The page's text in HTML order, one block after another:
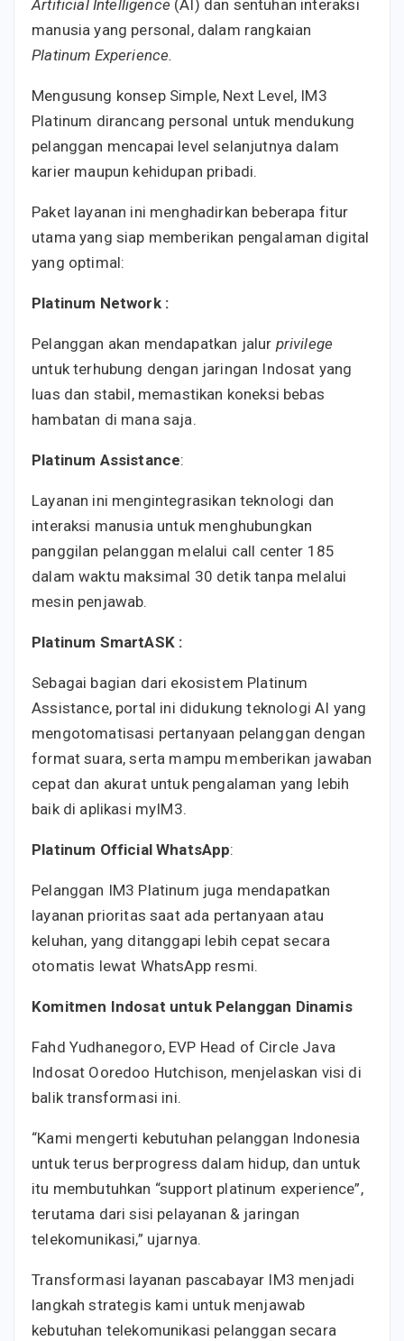
Artificial Intelligence (AI) dan sentuhan interaksi
manusia yang personal, dalam rangkaian
Platinum Experience.
Mengusung konsep Simple, Next Level, IM3
Platinum dirancang personal untuk mendukung
pelanggan mencapai level selanjutnya dalam
karier maupun kehidupan pribadi.
Paket layanan ini menghadirkan beberapa fitur
utama yang siap memberikan pengalaman digital
yang optimal:
Platinum Network :
Pelanggan akan mendapatkan jalur privilege
untuk terhubung dengan jaringan Indosat yang
luas dan stabil, memastikan koneksi bebas
hambatan di mana saja.
Platinum Assistance:
Layanan ini mengintegrasikan teknologi dan
interaksi manusia untuk menghubungkan
panggilan pelanggan melalui call center 185
dalam waktu maksimal 30 detik tanpa melalui
mesin penjawab.
Platinum SmartASK :
Sebagai bagian dari ekosistem Platinum
Assistance, portal ini didukung teknologi AI yang
mengotomatisasi pertanyaan pelanggan dengan
format suara, serta mampu memberikan jawaban
cepat dan akurat untuk pengalaman yang lebih
baik di aplikasi myIM3.
Platinum Official WhatsApp:
Pelanggan IM3 Platinum juga mendapatkan
layanan prioritas saat ada pertanyaan atau
keluhan, yang ditanggapi lebih cepat secara
otomatis lewat WhatsApp resmi.
Komitmen Indosat untuk Pelanggan Dinamis
Fahd Yudhanegoro, EVP Head of Circle Java
Indosat Ooredoo Hutchison, menjelaskan visi di
balik transformasi ini.
“Kami mengerti kebutuhan pelanggan Indonesia
untuk terus berprogress dalam hidup, dan untuk
itu membutuhkan “support platinum experience”,
terutama dari sisi pelayanan & jaringan
telekomunikasi,” ujarnya.
Transformasi layanan pascabayar IM3 menjadi
langkah strategis kami untuk menjawab
kebutuhan telekomunikasi pelanggan secara